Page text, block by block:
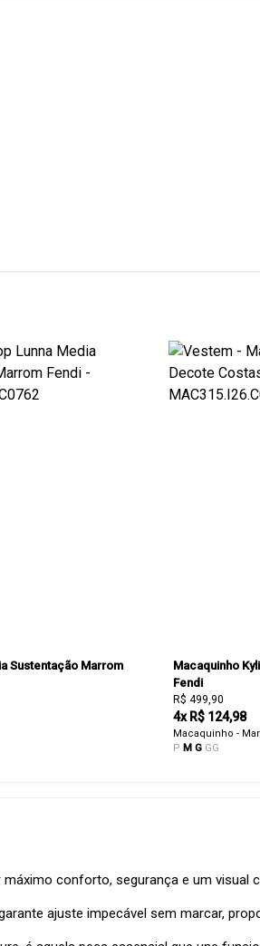
Sustentação Marrom
Macaquinho
Fendi
R$ 499,90
4x R$ 124,98
Macaquinho -
P M G GG
conforto, segurança e um visual
ajuste impecável sem marcar,